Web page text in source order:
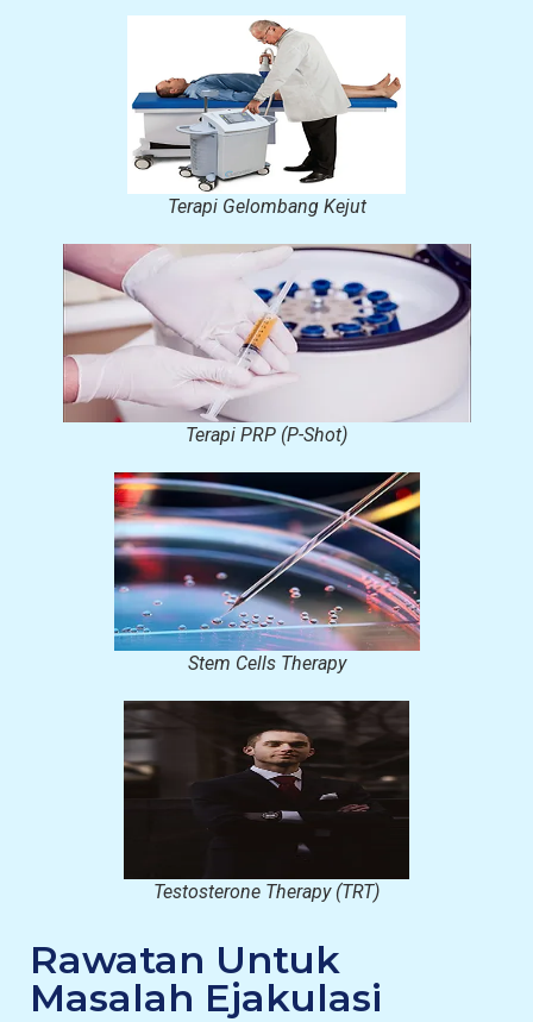
Rawatan Untuk
Masalah Ejakulasi
Terapi Gelombang Kejut
Terapi PRP (P-Shot)
Stem Cells Therapy
Testosterone Therapy (TRT)